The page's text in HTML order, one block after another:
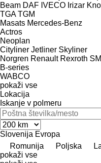
Beam DAF IVECO Irizar
TGA TGM
Masats Mercedes-Benz
Actros
Neoplan
Cityliner Jetliner Skyliner
Norgren Renault Rexroth
B-series
WABCO
pokaži vse
Lokacija
Iskanje v polmeru
Slovenija Evropa
Romunija
Poljska
pokaži vse